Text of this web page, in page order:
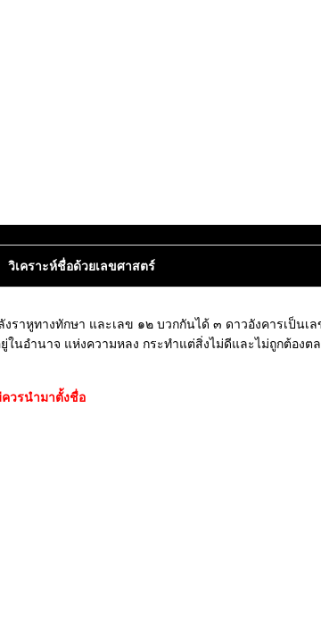
วิเคราะห์ชื่อด้วยเลขศาสตร์
หูทางทักษา และเลข ๑๒ บวกกันได้ ๓ ดาวอังคารเป็นเ
นอำนาจ แห่งความหลง กระทำแต่สิ่งไม่ดีและไม่ถูกต้อง
วรนำมาตั้งชื่อ